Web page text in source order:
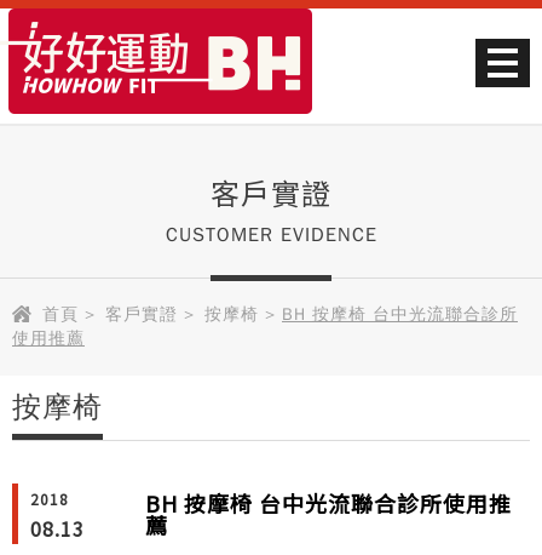
客戶實證
CUSTOMER EVIDENCE
首頁 > 客戶實證 > 按摩椅 > BH 按摩椅 台中光流聯合診所
使用推薦
按摩椅
2018
08.13
BH 按摩椅 台中光流聯合診所使用推
薦